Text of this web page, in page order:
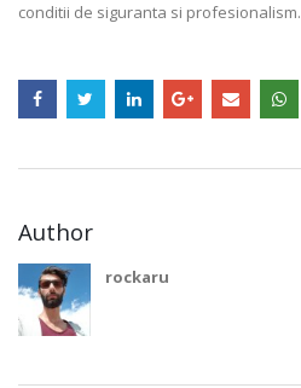
conditii de siguranta si profesionalism.
Author
rockaru